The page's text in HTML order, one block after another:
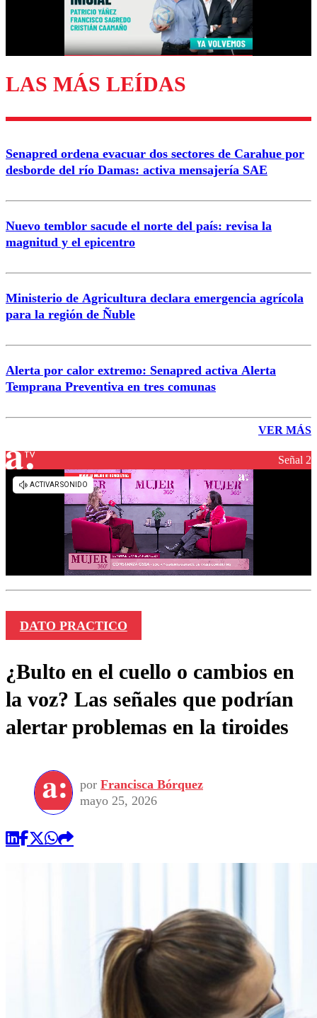
Enviar comentario
LAS MÁS LEÍDAS
Senapred ordena evacuar dos sectores de Carahue por
desborde del río Damas: activa mensajería SAE
Nuevo temblor sacude el norte del país: revisa la
magnitud y el epicentro
Ministerio de Agricultura declara emergencia agrícola
para la región de Ñuble
Alerta por calor extremo: Senapred activa Alerta
Temprana Preventiva en tres comunas
VER MÁS
Señal 2
DATO PRACTICO
¿Bulto en el cuello o cambios en
la voz? Las señales que podrían
alertar problemas en la tiroides
por Francisca Bórquez
mayo 25, 2026